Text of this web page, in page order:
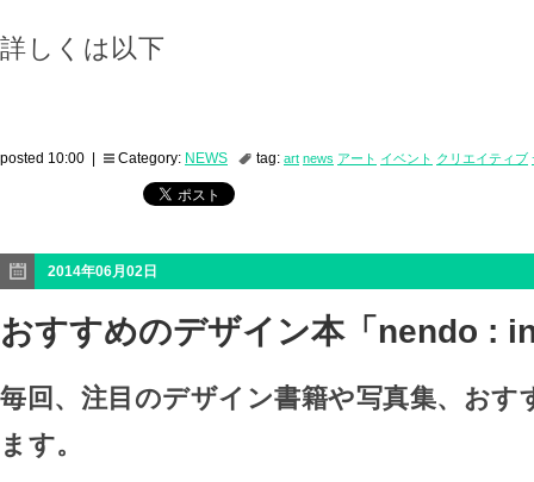
詳しくは以下
posted 10:00 | Category: NEWS tag: art news アート イベント クリエイティブ
2014年06月02日
おすすめのデザイン本「nendo :
毎回、注目のデザイン書籍や写真集、おす
ます。